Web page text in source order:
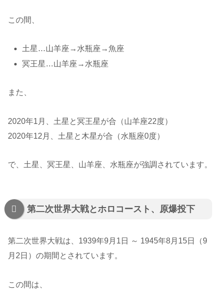
この間、
土星…山羊座→水瓶座→魚座
冥王星…山羊座→水瓶座
また、
2020年1月、土星と冥王星が合（山羊座22度）
2020年12月、土星と木星が合（水瓶座0度）
で、土星、冥王星、山羊座、水瓶座が強調されています。
第二次世界大戦とホロコースト、原爆投下
第二次世界大戦は、1939年9月1日 ～ 1945年8月15日（9
月2日）の期間とされています。
この間は、